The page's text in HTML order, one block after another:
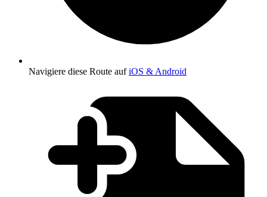
Navigiere diese Route aufiOS & Android